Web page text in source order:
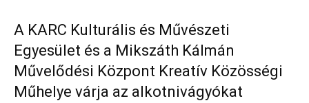
A KARC Kulturális és Művészeti
Egyesület és a Mikszáth Kálmán
Művelődési Központ Kreatív Közösségi
Műhelye várja az alkotnivágyókat